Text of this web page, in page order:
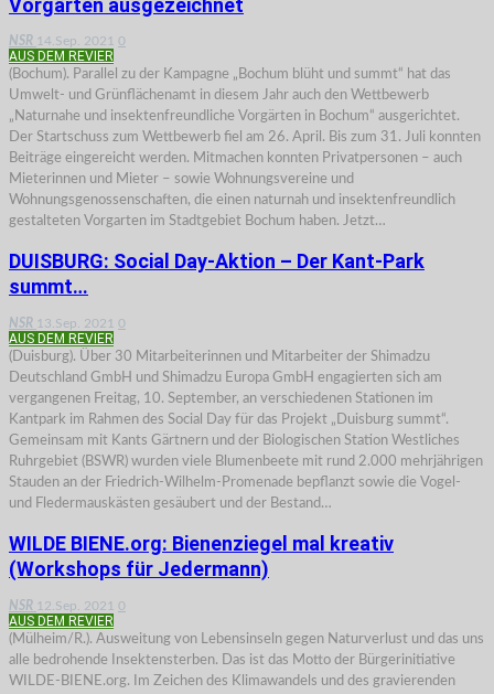
NSR 14.Sep. 2021 0
AUS DEM REVIER
(Bochum). Parallel zu der Kampagne „Bochum blüht und summt“ hat das
Umwelt- und Grünflächenamt in diesem Jahr auch den Wettbewerb
„Naturnahe und insektenfreundliche Vorgärten in Bochum“ ausgerichtet.
Der Startschuss zum Wettbewerb fiel am 26. April. Bis zum 31. Juli konnten
Beiträge eingereicht werden. Mitmachen konnten Privatpersonen – auch
Mieterinnen und Mieter – sowie Wohnungsvereine und
Wohnungsgenossenschaften, die einen naturnah und insektenfreundlich
gestalteten Vorgarten im Stadtgebiet Bochum haben. Jetzt…
DUISBURG: Social Day-Aktion – Der Kant-Park
summt…
NSR 13.Sep. 2021 0
AUS DEM REVIER
(Duisburg). Über 30 Mitarbeiterinnen und Mitarbeiter der Shimadzu
Deutschland GmbH und Shimadzu Europa GmbH engagierten sich am
vergangenen Freitag, 10. September, an verschiedenen Stationen im
Kantpark im Rahmen des Social Day für das Projekt „Duisburg summt“.
Gemeinsam mit Kants Gärtnern und der Biologischen Station Westliches
Ruhrgebiet (BSWR) wurden viele Blumenbeete mit rund 2.000 mehrjährigen
Stauden an der Friedrich-Wilhelm-Promenade bepflanzt sowie die Vogel-
und Fledermauskästen gesäubert und der Bestand…
WILDE BIENE.org: Bienenziegel mal kreativ
(Workshops für Jedermann)
NSR 12.Sep. 2021 0
AUS DEM REVIER
(Mülheim/R.). Ausweitung von Lebensinseln gegen Naturverlust und das uns
alle bedrohende Insektensterben. Das ist das Motto der Bürgerinitiative
WILDE-BIENE.org. Im Zeichen des Klimawandels und des gravierenden